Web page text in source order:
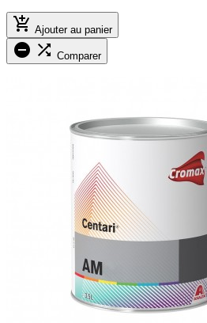
 Ajouter au panier
  Comparer